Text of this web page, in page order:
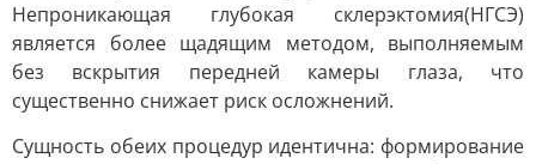
Непроникающая глубокая склерэктомия(НГСЭ)
является более щадящим методом, выполняемым
без вскрытия передней камеры глаза, что
существенно снижает риск осложнений.
Сущность обеих процедур идентична: формирование